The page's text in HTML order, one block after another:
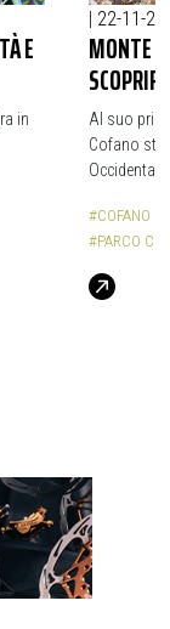
E
in
| 22-11-
MONTE
SCOPRIRE
Al suo
Cofano sta
#COFANO
#PARCO